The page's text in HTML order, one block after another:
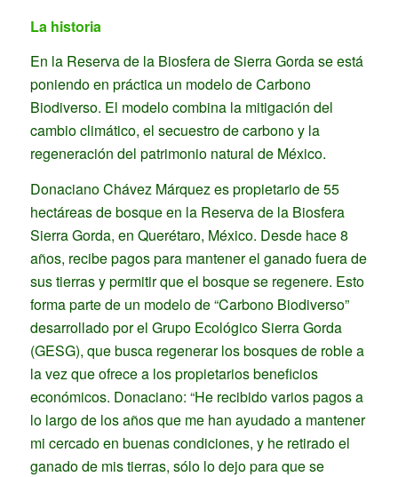
La historia
En la Reserva de la Biosfera de Sierra Gorda se está
poniendo en práctica un modelo de Carbono
Biodiverso. El modelo combina la mitigación del
cambio climático, el secuestro de carbono y la
regeneración del patrimonio natural de México.
Donaciano Chávez Márquez es propietario de 55
hectáreas de bosque en la Reserva de la Biosfera
Sierra Gorda, en Querétaro, México. Desde hace 8
años, recibe pagos para mantener el ganado fuera de
sus tierras y permitir que el bosque se regenere. Esto
forma parte de un modelo de “Carbono Biodiverso”
desarrollado por el Grupo Ecológico Sierra Gorda
(GESG), que busca regenerar los bosques de roble a
la vez que ofrece a los propietarios beneficios
económicos. Donaciano: “He recibido varios pagos a
lo largo de los años que me han ayudado a mantener
mi cercado en buenas condiciones, y he retirado el
ganado de mis tierras, sólo lo dejo para que se